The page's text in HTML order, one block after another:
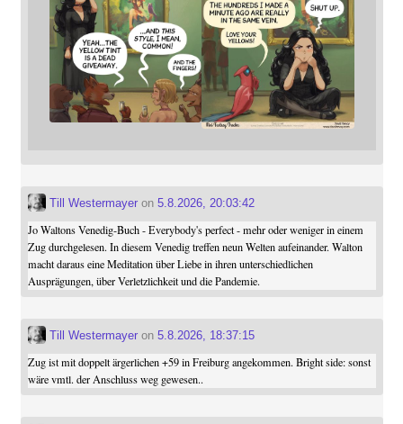
Till Westermayeron 5.8.2026, 20:03:42
Jo Waltons Venedig-Buch - Everybody's perfect - mehr oder weniger in einem
Zug durchgelesen. In diesem Venedig treffen neun Welten aufeinander. Walton
macht daraus eine Meditation über Liebe in ihren unterschiedlichen
Ausprägungen, über Verletzlichkeit und die Pandemie.
Till Westermayeron 5.8.2026, 18:37:15
Zug ist mit doppelt ärgerlichen +59 in Freiburg angekommen. Bright side: sonst
wäre vmtl. der Anschluss weg gewesen..